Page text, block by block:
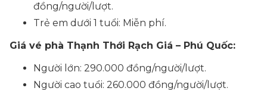
đồng/người/lượt.
Trẻ em dưới 1 tuổi: Miễn phí.
Giá vé phà Thạnh Thới Rạch Giá – Phú Quốc:
Người lớn: 290.000 đồng/người/lượt.
Người cao tuổi: 260.000 đồng/người/lượt.